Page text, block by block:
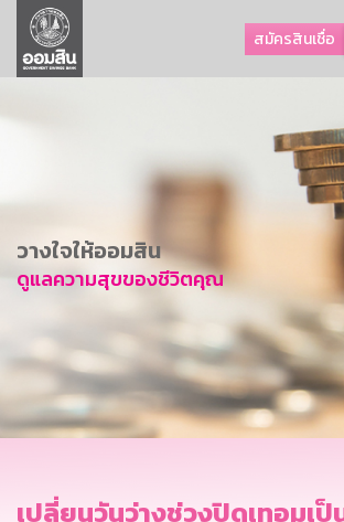
สมัครสินเชื่อ
ลูกค้าธุรกิจ
ลูกค้าผู้ประกอบรายย่อย
เกี่ยวกับธนาคาร
ข่าวสาร
อื่นๆ
ติดต่อเรา
บริการออนไลน์
วางใจให้ออมสิน
ดูแลความสุขของชีวิตคุณ
เปลี่ยนวันว่างช่วงปิดเทอมเป็